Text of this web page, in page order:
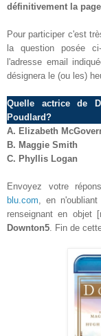
définitivement la
Pour participer c'est
la question posée
l'adresse email
désignera le (ou les)
Quelle actrice de
Poudlard?
A. Elizabeth
B. Maggie Smith
C. Phyllis Logan
Envoyez votre
blu.com , en
renseignant en objet
Downton5 . Fin de